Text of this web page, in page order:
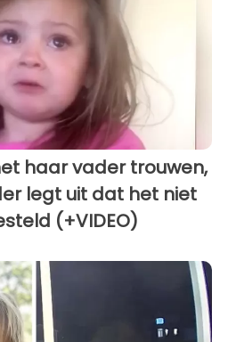
haar vader trouwen,
legt uit dat het niet
(+VIDEO)